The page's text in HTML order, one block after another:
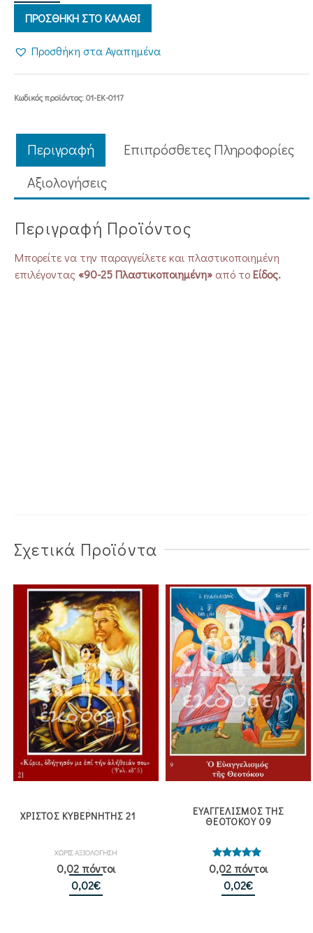
ΠΡΟΣΘΗΚΗ ΣΤΟ ΚΑΛΑΘΙ
Προσθήκη στα Αγαπημένα
Κωδικός προϊόντος:01-ΕΚ-0117
Περιγραφή
Επιπρόσθετες Πληροφορίες
Aξιολογήσεις
Περιγραφή Προϊόντος
Μπορείτε να την παραγγείλετε και πλαστικοποιημένη
επιλέγοντας«90-25 Πλαστικοποιημένη» από τοΕίδος.
Σχετικά Προϊόντα
ΧΡΙΣΤΟΣ ΚΥΒΕΡΝΗΤΗΣ 21
ΧΩΡΙΣ ΑΞΙΟΛΟΓΗΣΗ
0,02 πόντοι
0,02€
ΕΥΑΓΓΕΛΙΣΜΟΣ ΤΗΣ
ΘΕΟΤΟΚΟΥ 09
Βαθμολογήθηκε
με5.00
από 5
0,02 πόντοι
0,02€